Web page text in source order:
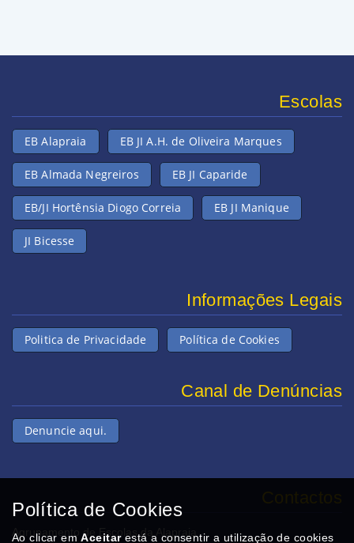
Escolas
EB Alapraia EB JI A.H. de Oliveira Marques
EB Almada Negreiros EB JI Caparide
EB/JI Hortênsia Diogo Correia EB JI Manique
JI Bicesse
Informações Legais
Politica de Privacidade Política de Cookies
Canal de Denúncias
Denuncie aqui.
Agrupamento de Escolas da Alapraia
Política de Cookies
Ao clicar emAceitarestá a consentir a utilização de cookies